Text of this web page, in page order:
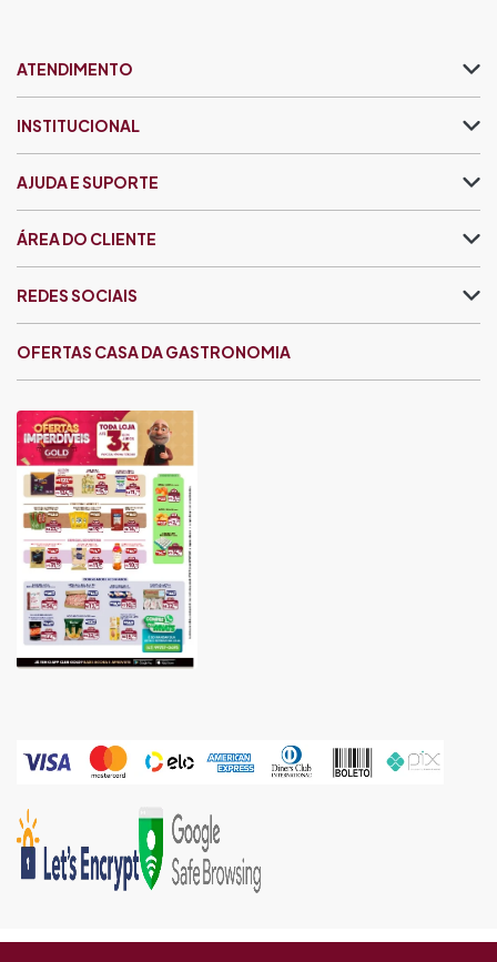
ATENDIMENTO
INSTITUCIONAL
AJUDA E SUPORTE
ÁREA DO CLIENTE
OFERTAS CASA DA GASTRONOMIA
REDES SOCIAIS